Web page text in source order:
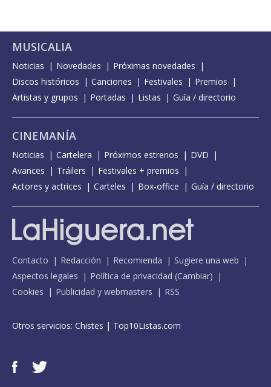
MUSICALIA
Noticias Novedades
Próximas novedades
Discos históricos
Canciones Festivales
Premios
Artistas y grupos
Portadas Listas Guía / directorio
CINEMANÍA
Noticias Cartelera Próximos estrenos
DVD
Avances
Tráilers
Festivales + premios
Actores y actrices
Carteles Box-office Guía / directorio
Contacto Redacción Recomienda
Sugiere una web
Aspectos legales
Política de privacidad (Cambiar)
Cookies
Publicidad y webmasters RSS
Otros servicios: Chistes | Top10Listas.com